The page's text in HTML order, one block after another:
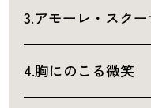
3.アモーレ・スクー
4.胸にのこる微笑